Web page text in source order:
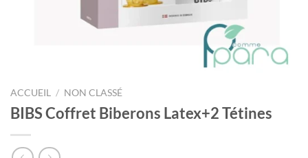
ACCUEIL / NON CLASSÉ
BIBS Coffret Biberons Latex+2 Tétines